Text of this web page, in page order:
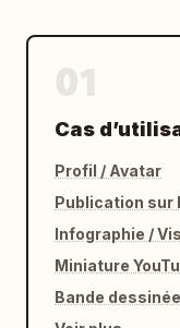
Cas
Profil / Avatar
Publication sur
Infographie /
Miniature
Bande